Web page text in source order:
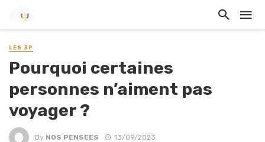
LES 3P
Pourquoi certaines
personnes n’aiment pas
voyager ?
By NOS PENSEES 13/09/2023